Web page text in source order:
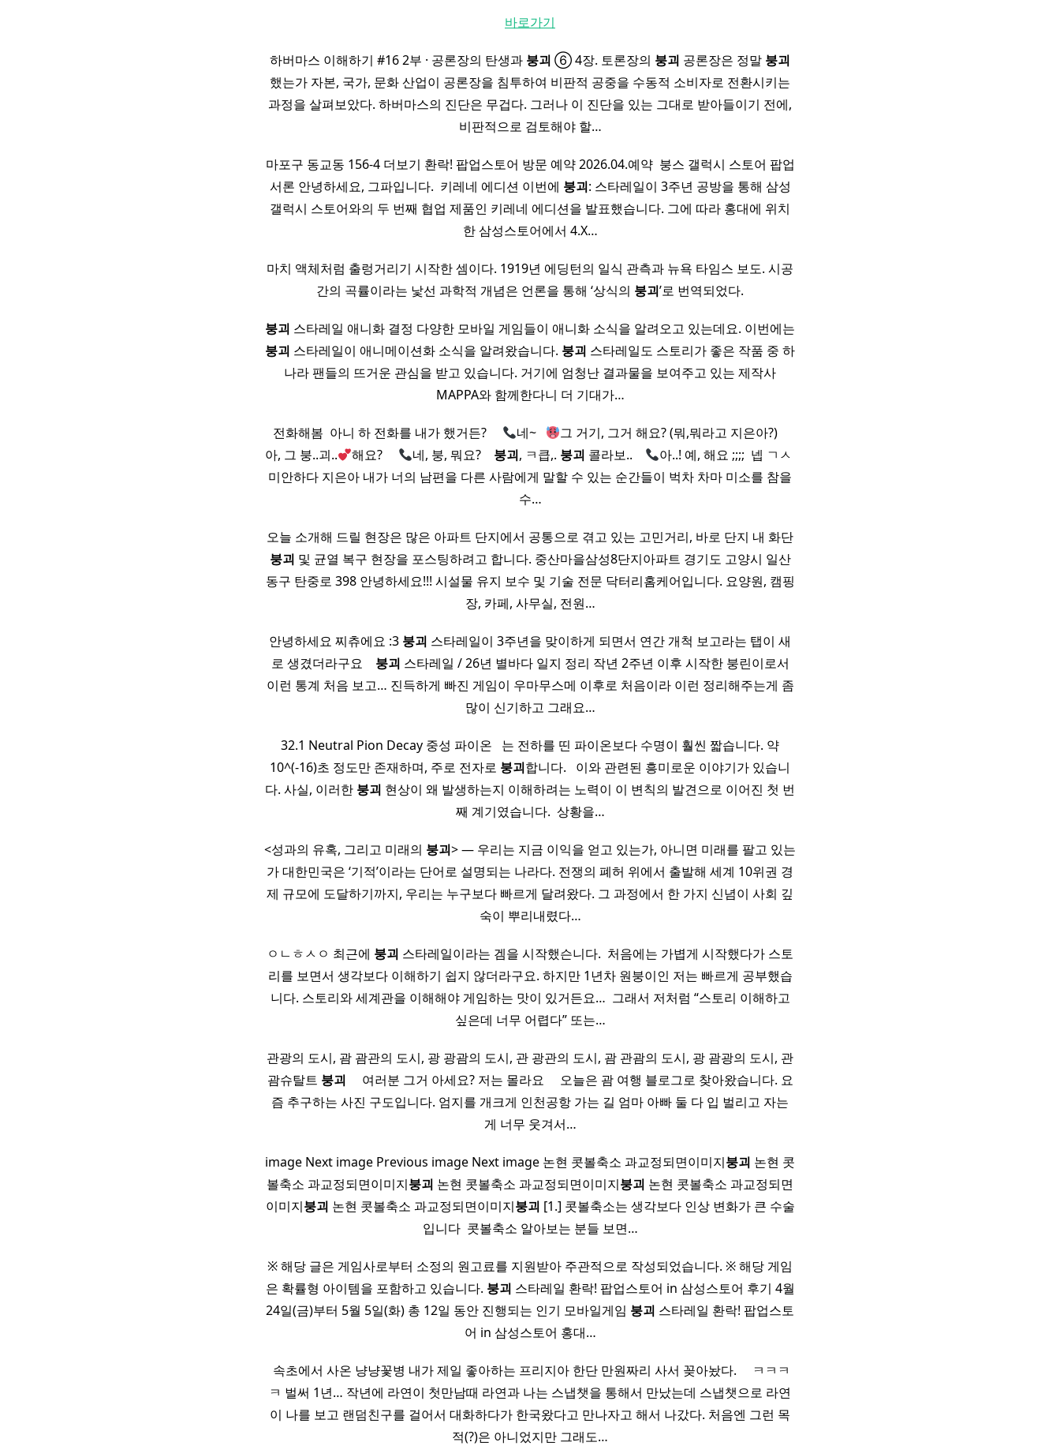
바로가기
하버마스 이해하기 #16 2부 · 공론장의 탄생과 붕괴 ⑥ 4장. 토론장의 붕괴 공론장은 정말 붕괴
했는가 자본, 국가, 문화 산업이 공론장을 침투하여 비판적 공중을 수동적 소비자로 전환시키는
과정을 살펴보았다. 하버마스의 진단은 무겁다. 그러나 이 진단을 있는 그대로 받아들이기 전에,
비판적으로 검토해야 할…
마포구 동교동 156-4 더보기 환락! 팝업스토어 방문 예약 2026.04.예약 ​ 붕스 갤럭시 스토어 팝업
서론 안녕하세요, 그파입니다. ​ 키레네 에디션 이번에 붕괴: 스타레일이 3주년 공방을 통해 삼성
갤럭시 스토어와의 두 번째 협업 제품인 키레네 에디션을 발표했습니다. 그에 따라 홍대에 위치
한 삼성스토어에서 4.X…
마치 액체처럼 출렁거리기 시작한 셈이다. 1919년 에딩턴의 일식 관측과 뉴욕 타임스 보도. 시공
간의 곡률이라는 낯선 과학적 개념은 언론을 통해 ‘상식의 붕괴’로 번역되었다.
붕괴 스타레일 애니화 결정 다양한 모바일 게임들이 애니화 소식을 알려오고 있는데요. 이번에는
붕괴 스타레일이 애니메이션화 소식을 알려왔습니다. 붕괴 스타레일도 스토리가 좋은 작품 중 하
나라 팬들의 뜨거운 관심을 받고 있습니다. 거기에 엄청난 결과물을 보여주고 있는 제작사
MAPPA와 함께한다니 더 기대가…
전화해봄 ​ 아니 하 전화를 내가 했거든? ​ ​ ​ ​ 네~ ​ ​
그 거기, 그거 해요? (뭐,뭐라고 지은아?) ​ ​ ​
아, 그 붕..괴..
해요? ​ ​ ​ ​ 네, 붕, 뭐요? ​ ​ ​ 붕괴, ㅋ큽,. 붕괴 콜라보.. ​ ​ ​
아..! 예, 해요 ;;;; ​ 넵 ㄱㅅ ​
미안하다 지은아 내가 너의 남편을 다른 사람에게 말할 수 있는 순간들이 벅차 차마 미소를 참을
수…
오늘 소개해 드릴 현장은 많은 아파트 단지에서 공통으로 겪고 있는 고민거리, 바로 단지 내 화단
붕괴 및 균열 복구 현장을 포스팅하려고 합니다. 중산마을삼성8단지아파트 경기도 고양시 일산
동구 탄중로 398 안녕하세요!!! 시설물 유지 보수 및 기술 전문 닥터리홈케어입니다. 요양원, 캠핑
장, 카페, 사무실, 전원…
안녕하세요 찌츄에요 :3 붕괴 스타레일이 3주년을 맞이하게 되면서 연간 개척 보고라는 탭이 새
로 생겼더라구요 ​ ​ ​ 붕괴 스타레일 / 26년 별바다 일지 정리 작년 2주년 이후 시작한 붕린이로서
이런 통계 처음 보고… 진득하게 빠진 게임이 우마무스메 이후로 처음이라 이런 정리해주는게 좀
많이 신기하고 그래요…
32.1 Neutral Pion Decay​ 중성 파이온 ​ ​ 는 전하를 띤 파이온보다 수명이 훨씬 짧습니다. 약
10^(-16)초 정도만 존재하며, 주로 전자로 붕괴합니다. ​ ​ 이와 관련된 흥미로운 이야기가 있습니
다. 사실, 이러한 붕괴 현상이 왜 발생하는지 이해하려는 노력이 이 변칙의 발견으로 이어진 첫 번
째 계기였습니다. ​ 상황을…
<성과의 유혹, 그리고 미래의 붕괴> — 우리는 지금 이익을 얻고 있는가, 아니면 미래를 팔고 있는
가 대한민국은 ‘기적’이라는 단어로 설명되는 나라다. 전쟁의 폐허 위에서 출발해 세계 10위권 경
제 규모에 도달하기까지, 우리는 누구보다 빠르게 달려왔다. 그 과정에서 한 가지 신념이 사회 깊
숙이 뿌리내렸다…
ㅇㄴㅎㅅㅇ 최근에 붕괴 스타레일이라는 겜을 시작했슨니다. ​ 처음에는 가볍게 시작했다가 스토
리를 보면서 생각보다 이해하기 쉽지 않더라구요. 하지만 1년차 원붕이인 저는 빠르게 공부했습
니다. 스토리와 세계관을 이해해야 게임하는 맛이 있거든요… ​ 그래서 저처럼 “스토리 이해하고
싶은데 너무 어렵다” 또는…
관광의 도시, 괌 괌관의 도시, 광 광괌의 도시, 관 광관의 도시, 괌 관괌의 도시, 광 괌광의 도시, 관
괌슈탈트 붕괴 ​ ​ ​ ​ 여러분 그거 아세요? 저는 몰라요 ​ ​ ​ ​ 오늘은 괌 여행 블로그로 찾아왔습니다. 요
즘 추구하는 사진 구도입니다. 엄지를 개크게 인천공항 가는 길 엄마 아빠 둘 다 입 벌리고 자는
게 너무 웃겨서…
image Next image Previous image Next image 논현 콧볼축소 과교정되면이미지붕괴 논현 콧
볼축소 과교정되면이미지붕괴 논현 콧볼축소 과교정되면이미지붕괴 논현 콧볼축소 과교정되면
이미지붕괴 논현 콧볼축소 과교정되면이미지붕괴 [1.] 콧볼축소는 생각보다 인상 변화가 큰 수술
입니다 ​ 콧볼축소 알아보는 분들 보면…
※ 해당 글은 게임사로부터 소정의 원고료를 지원받아 주관적으로 작성되었습니다. ※ 해당 게임
은 확률형 아이템을 포함하고 있습니다. 붕괴 스타레일 환락! 팝업스토어 in 삼성스토어 후기 4월
24일(금)부터 5월 5일(화) 총 12일 동안 진행되는 인기 모바일게임 붕괴 스타레일 환락! 팝업스토
어 in 삼성스토어 홍대…
​ 속초에서 사온 냥냥꽃병 내가 제일 좋아하는 프리지아 한단 만원짜리 사서 꽂아놨다. ​ ​ ​ ​ ㅋㅋㅋ
ㅋ 벌써 1년… 작년에 라연이 첫만남때 라연과 나는 스냅챗을 통해서 만났는데 스냅챗으로 라연
이 나를 보고 랜덤친구를 걸어서 대화하다가 한국왔다고 만나자고 해서 나갔다. 처음엔 그런 목
적(?)은 아니었지만 그래도…